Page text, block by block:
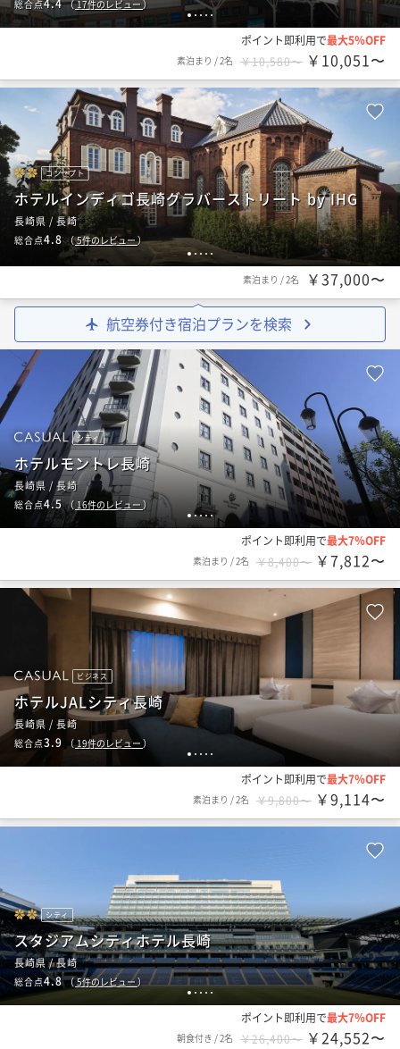
1 2 3 4 5
総合点4.4（17件のレビュー）
ポイント即利用で最大5％OFF
素泊まり /2名 ￥10,580〜 ￥10,051〜
1 2 3 4 5
コンセプト
ホテルインディゴ長崎グラバーストリート by IHG
長崎県 / 長崎
総合点4.8（5件のレビュー）
素泊まり /2名 ￥37,000〜
航空券付き宿泊プランを検索
1 2345
シティ
ホテルモントレ長崎
長崎県 / 長崎
総合点4.5（ 16件のレビュー）
ポイント即利用で最大7％OFF
素泊まり /2名 ￥8,400〜 ￥7,812〜
1 2 3 4 5
ビジネス
ホテルJALシティ長崎
長崎県 / 長崎
総合点3.9 （19件のレビュー ）
ポイント即利用で最大7％OFF
素泊まり /2名 ￥9,800〜 ￥9,114〜
1 2 3 4 5
シティ
スタジアムシティホテル長崎
長崎県 / 長崎
総合点4.8（5件のレビュー）
ポイント即利用で最大7％OFF
朝食付き /2名 ￥26,400〜 ￥24,552〜